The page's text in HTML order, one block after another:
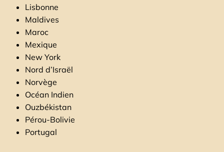
Lisbonne
Maldives
Maroc
Mexique
New York
Nord d’Israël
Norvège
Océan Indien
Ouzbékistan
Pérou-Bolivie
Portugal